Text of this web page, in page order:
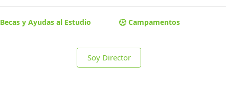
Becas y Ayudas al Estudio Campamentos
Soy Director